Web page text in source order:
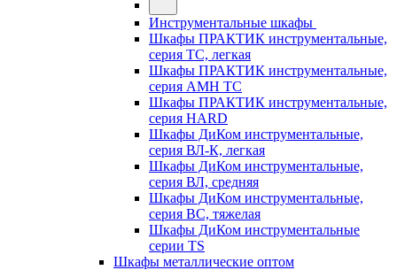
Инструментальные шкафы
Шкафы ПРАКТИК инструментальные,
серия ТC, легкая
Шкафы ПРАКТИК инструментальные,
серия AMH TC
Шкафы ПРАКТИК инструментальные,
серия HARD
Шкафы ДиКом инструментальные,
cерия ВЛ-К, легкая
Шкафы ДиКом инструментальные,
серия ВЛ, средняя
Шкафы ДиКом инструментальные,
серия ВС, тяжелая
Шкафы ДиКом инструментальные
серии TS
Шкафы металлические оптом